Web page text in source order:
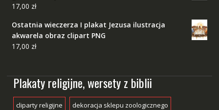
17,00 zł
Ostatnia wieczerza I plakat Jezusa ilustracja
akwarela obraz clipart PNG
17,00 zł
Plakaty religijne, wersety z biblii
cliparty religijne dekoracja sklepu zoologicznego